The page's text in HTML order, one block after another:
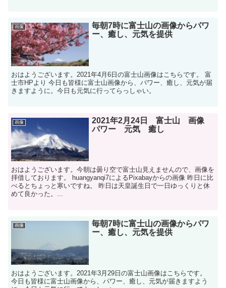
画像
毎朝7時に富士山の画像からパワ
ー、癒し、元気を提供
おはようございます。2021年4月6日の富士山画像はこちらです。 富
士市HPより 今日も皆様に富士山画像から、パワー、癒し、元気が届
きますように。今日も元気に行ってらっしゃい。
画像
2021年2月24日 富士山 画像
パワー 元気 癒し
おはようございます。今朝は曇り空で富士山見えませんので、画像を
拝借しております。 huangyanqi7によるPixabayからの画像 昨日に比
べるとちょっと寒いですね。 昨日は天皇誕生日で一日ゆっくりと休
めて良かった。...
画像
毎朝7時に富士山の画像からパワ
ー、癒し、元気を提供
おはようございます。2021年3月29日の富士山画像はこちらです。
今日も皆様に富士山画像から、パワー、癒し、元気が届きますよう